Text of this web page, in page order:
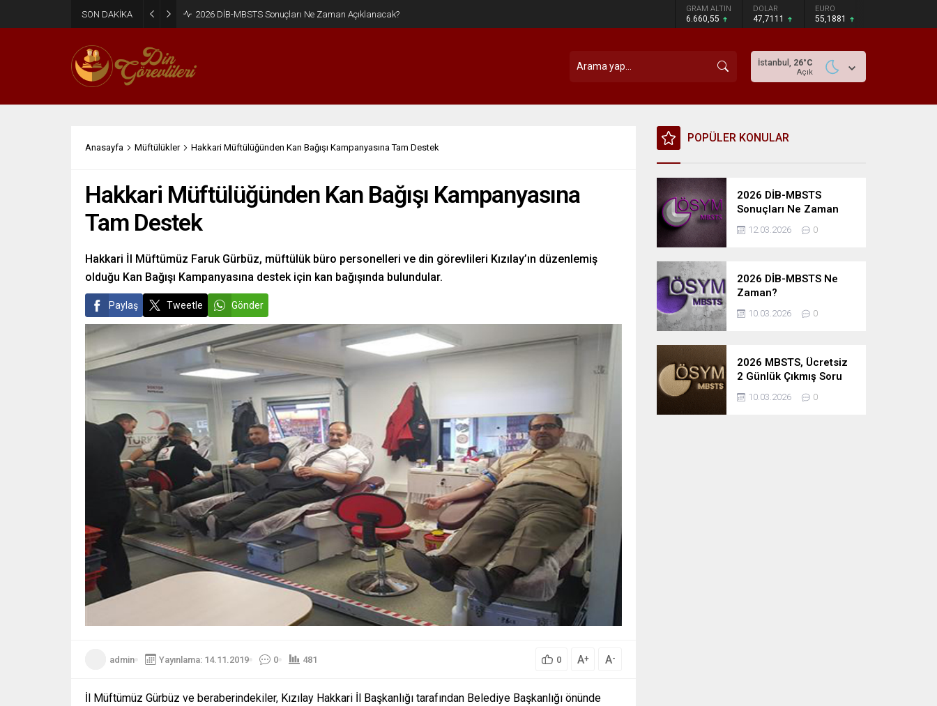
SON DAKİKA 2026 DİB-MBSTS Ne Zaman? GRAM ALTIN
6.660,55
DOLAR
47,7111
EURO
55,1881
İstanbul, 26°C
Açık
Anasayfa Müftülükler Hakkari Müftülüğünden Kan Bağışı Kampanyasına Tam Destek
Hakkari Müftülüğünden Kan Bağışı Kampanyasına
Tam Destek
Hakkari İl Müftümüz Faruk Gürbüz, müftülük büro personelleri ve din görevlileri Kızılay’ın düzenlemiş
olduğu Kan Bağışı Kampanyasına destek için kan bağışında bulundular.
Paylaş Tweetle Gönder
admin Yayınlama: 14.11.2019 0 481 0 A+ A-
İl Müftümüz Gürbüz ve beraberindekiler, Kızılay Hakkari İl Başkanlığı tarafından Belediye Başkanlığı önünde
POPÜLER KONULAR
2026 DİB-MBSTS
Sonuçları Ne Zaman
Açıklanacak?
12.03.2026 0
2026 DİB-MBSTS Ne
Zaman?
10.03.2026 0
2026 MBSTS, Ücretsiz
2 Günlük Çıkmış Soru
Çözüm Kampı
10.03.2026 0